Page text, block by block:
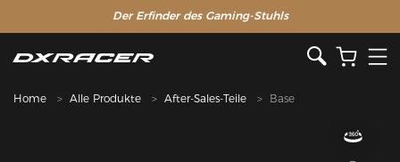
Der Erfinder des Gaming-Stuhls
Home Alle Produkte After-Sales-Teile Base